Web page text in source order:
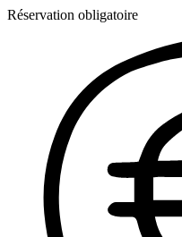
Réservation obligatoire